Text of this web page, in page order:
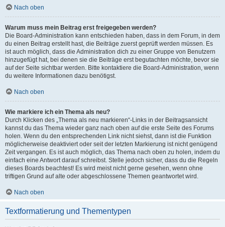
Nach oben
Warum muss mein Beitrag erst freigegeben werden?
Die Board-Administration kann entschieden haben, dass in dem Forum, in dem
du einen Beitrag erstellt hast, die Beiträge zuerst geprüft werden müssen. Es
ist auch möglich, dass die Administration dich zu einer Gruppe von Benutzern
hinzugefügt hat, bei denen sie die Beiträge erst begutachten möchte, bevor sie
auf der Seite sichtbar werden. Bitte kontaktiere die Board-Administration, wenn
du weitere Informationen dazu benötigst.
Nach oben
Wie markiere ich ein Thema als neu?
Durch Klicken des „Thema als neu markieren“-Links in der Beitragsansicht
kannst du das Thema wieder ganz nach oben auf die erste Seite des Forums
holen. Wenn du den entsprechenden Link nicht siehst, dann ist die Funktion
möglicherweise deaktiviert oder seit der letzten Markierung ist nicht genügend
Zeit vergangen. Es ist auch möglich, das Thema nach oben zu holen, indem du
einfach eine Antwort darauf schreibst. Stelle jedoch sicher, dass du die Regeln
dieses Boards beachtest! Es wird meist nicht gerne gesehen, wenn ohne
triftigen Grund auf alte oder abgeschlossene Themen geantwortet wird.
Nach oben
Textformatierung und Thementypen